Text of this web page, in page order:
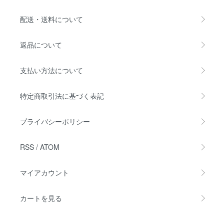
配送・送料について
返品について
支払い方法について
特定商取引法に基づく表記
プライバシーポリシー
RSS / ATOM
マイアカウント
カートを見る